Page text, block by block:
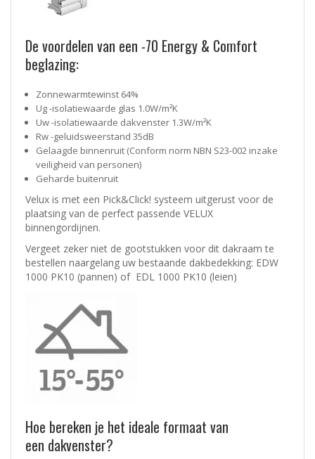
De voordelen van een -70 Energy & Comfort
beglazing:
Zonnewarmtewinst 64%
Ug -isolatiewaarde glas 1.0W/m²K
Uw -isolatiewaarde dakvenster 1.3W/m²K
Rw -geluidsweerstand 35dB
Gelaagde binnenruit (Conform norm NBN S23-002 inzake
veiligheid van personen)
Geharde buitenruit
Velux is met een Pick&Click! systeem uitgerust voor de
plaatsing van de perfect passende VELUX
binnengordijnen.
Vergeet zeker niet de gootstukken voor dit dakraam te
bestellen naargelang uw bestaande dakbedekking: EDW
1000 PK10 (pannen) of EDL 1000 PK10 (leien)
Hoe bereken je het ideale formaat van
een dakvenster?